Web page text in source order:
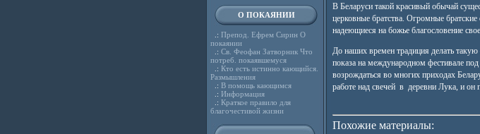
О ПОКАЯНИИ
.: Препод. Ефрем Сирин О
покаянии
.: Св. Феофан Затворник Что
потреб. покаявшемуся
.: Кто есть истинно кающийся.
Размышления
.: В помощь кающимся
.: Информация
.: Краткое правило для
благочестивой жизни
В Беларуси такой красивый обычай
церковные братства. Огромные
надеющиеся на божье благословение
До наших времен традиция делать
показа на международном фестивале
возрождаться во многих приходах
работе над свечей в деревни Лука, и он
Похожие материалы: